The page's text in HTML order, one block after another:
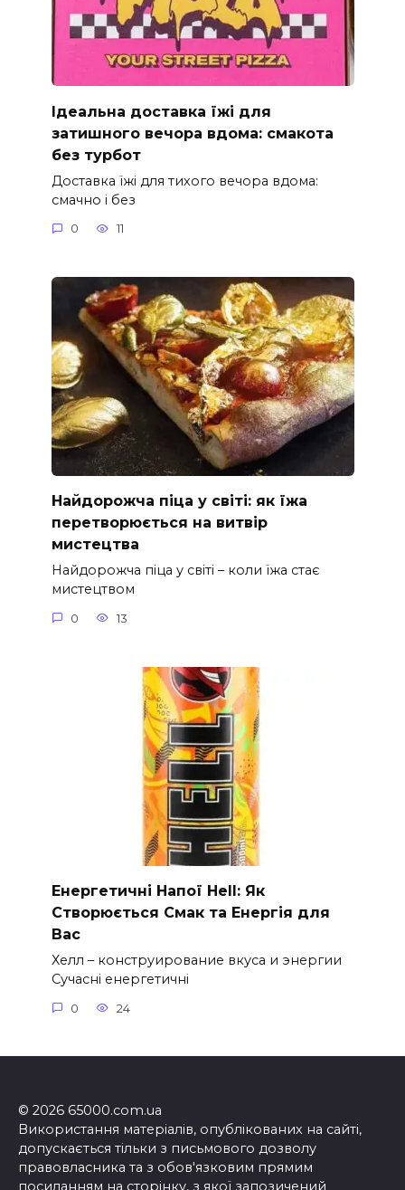
Ідеальна доставка їжі для
затишного вечора вдома: смакота
без турбот
Доставка їжі для тихого вечора вдома:
смачно і без
0 11
Найдорожча піца у світі: як їжа
перетворюється на витвір
мистецтва
Найдорожча піца у світі – коли їжа стає
мистецтвом
0 13
Енергетичні Напої Hell: Як
Створюється Смак та Енергія для
Вас
Хелл – конструирование вкуса и энергии
Сучасні енергетичні
0 24
© 2026 65000.com.ua
Використання матеріалів, опублікованих на сайті,
допускається тільки з письмового дозволу
правовласника та з обов'язковим прямим